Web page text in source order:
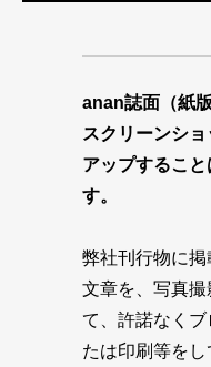
anan誌面（紙
スクリーンシ
アップするこ
す。
弊社刊行物に
文章を、写真
て、許諾なく
たは印刷等を